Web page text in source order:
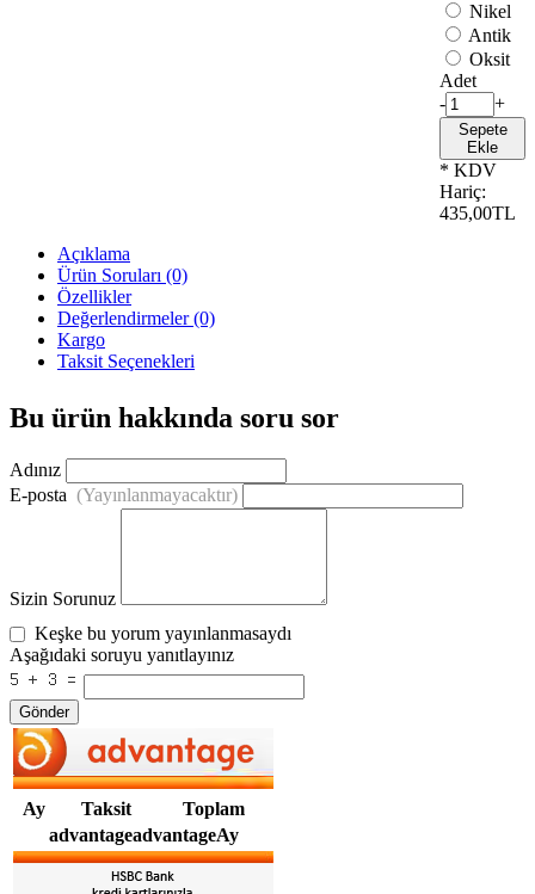
Nikel
Antik
Oksit
Adet
-
+
Sepete
Ekle
* KDV
Hariç:
435,00TL
Açıklama
Ürün Soruları (0)
Özellikler
Değerlendirmeler (0)
Kargo
Taksit Seçenekleri
Bu ürün hakkında soru sor
Adınız
E-posta (Yayınlanmayacaktır)
Sizin Sorunuz
Keşke bu yorum yayınlanmasaydı
Aşağıdaki soruyu yanıtlayınız
Gönder
Ay Taksit
Toplam
advantageadvantageAy